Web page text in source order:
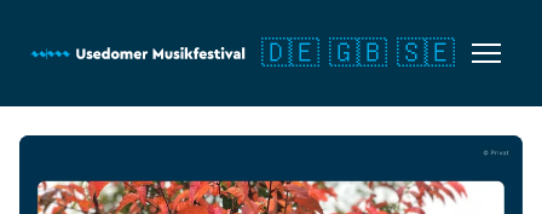
🇩🇪 🇬🇧 🇸🇪